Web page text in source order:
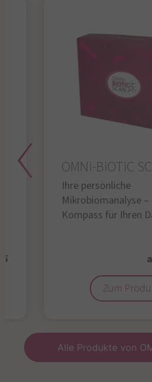
OMNi-BiOTiC
Ihre persönliche
Mikrobiomanalyse
Kompass für Ihren
Zum
Alle Produkte von